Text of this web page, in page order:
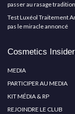
passer au rasage
Test Luxéol Traitement
pas le miracle annoncé
Cosmetics
MEDIA
PARTICIPER AU MEDIA
KIT MÉDIA & RP
REJOINDRE LE CLUB